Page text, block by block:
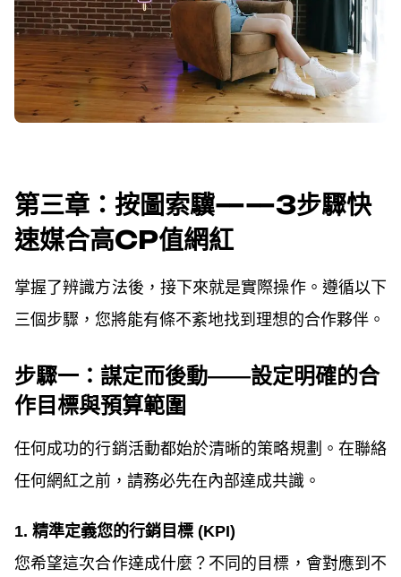
第三章：按圖索驥——3步驟快
速媒合高CP值網紅
掌握了辨識方法後，接下來就是實際操作。遵循以下
三個步驟，您將能有條不紊地找到理想的合作夥伴。
步驟一：謀定而後動——設定明確的合
作目標與預算範圍
任何成功的行銷活動都始於清晰的策略規劃。在聯絡
任何網紅之前，請務必先在內部達成共識。
1. 精準定義您的行銷目標 (KPI)
您希望這次合作達成什麼？不同的目標，會對應到不